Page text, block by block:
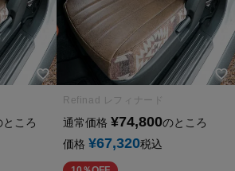
ところ
Refinad レフィナード
通常価格 ¥74,800のところ
価格 ¥67,320税込